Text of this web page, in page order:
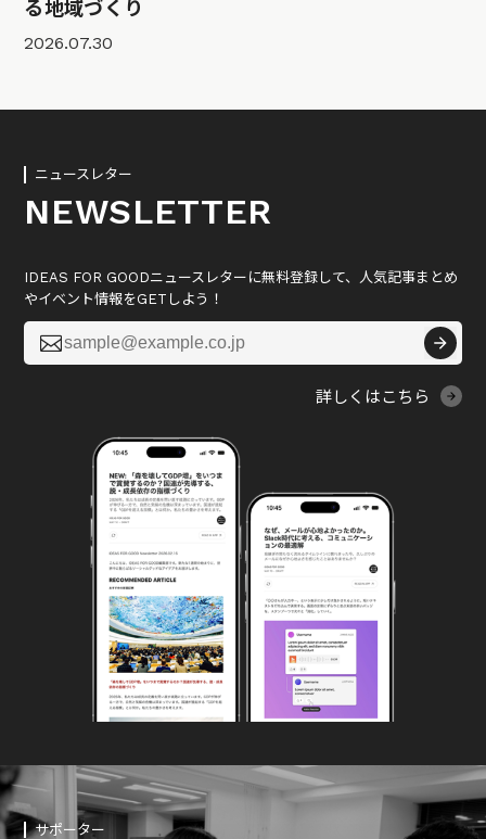
る地域づくり
2026.07.30
ニュースレター
NEWSLETTER
IDEAS FOR GOODニュースレターに無料登録して、人気記事まとめ
やイベント情報をGETしよう！

詳しくはこちら
サポーター